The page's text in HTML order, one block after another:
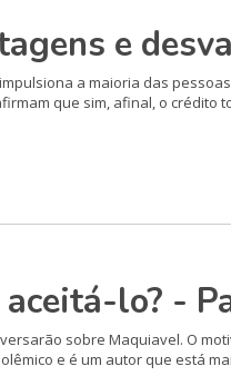
e
a maio­ria das
que sim, afinal, o
lo? -
sobre Maquiavel. O
e é um autor que está